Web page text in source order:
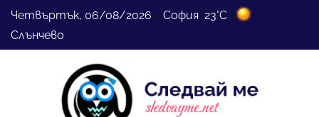
Четвъртък, 06/08/2026 София 23°C
Слънчево